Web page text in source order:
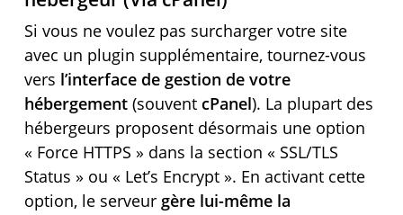
Si vous ne voulez pas surcharger votre site
avec un plugin supplémentaire, tournez-vous
vers l’interface de gestion de votre
hébergement(souvent cPanel). La plupart des
hébergeurs proposent désormais une option
« Force HTTPS » dans la section « SSL/TLS
Status » ou « Let’s Encrypt ». En activant cette
option, le serveur gère lui-même la